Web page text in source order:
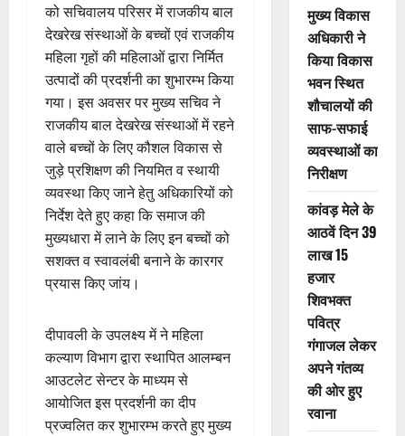
को सचिवालय परिसर में राजकीय बाल
देखरेख संस्थाओं के बच्चों एवं राजकीय
महिला गृहों की महिलाओं द्वारा निर्मित
उत्पादों की प्रदर्शनी का शुभारम्भ किया
गया। इस अवसर पर मुख्य सचिव ने
राजकीय बाल देखरेख संस्थाओं में रहने
वाले बच्चों के लिए कौशल विकास से
जुड़े प्रशिक्षण की नियमित व स्थायी
व्यवस्था किए जाने हेतु अधिकारियों को
निर्देश देते हुए कहा कि समाज की
मुख्यधारा में लाने के लिए इन बच्चों को
सशक्त व स्वावलंबी बनाने के कारगर
प्रयास किए जांय।
दीपावली के उपलक्ष्य में ने महिला
कल्याण विभाग द्वारा स्थापित आलम्बन
आउटलेट सेन्टर के माध्यम से
आयोजित इस प्रदर्शनी का दीप
प्रज्वलित कर शुभारम्भ करते हुए मुख्य
मुख्य विकास
अधिकारी ने
किया विकास
भवन स्थित
शौचालयों की
साफ-सफाई
व्यवस्थाओं का
निरीक्षण
कांवड़ मेले के
आठवें दिन 39
लाख 15
हजार
शिवभक्त
पवित्र
गंगाजल लेकर
अपने गंतव्य
की ओर हुए
रवाना